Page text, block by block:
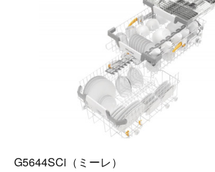
G5644SCi（ミーレ）